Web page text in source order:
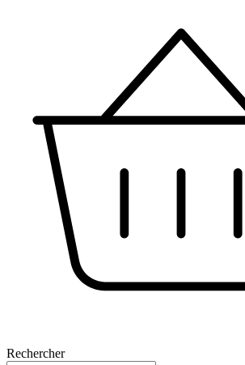
Rechercher